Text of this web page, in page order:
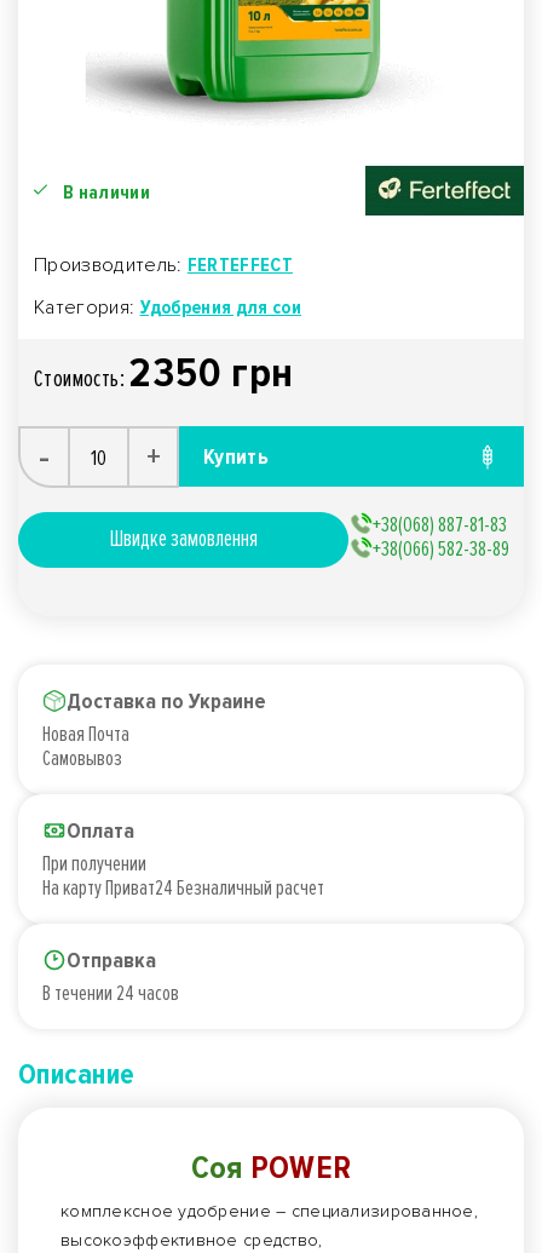
В наличии
Производитель: FERTEFFECT
Категория: Удобрения для сои
Стоимость: 2350 грн
- + Купить
Швидке замовлення
+38(068) 887-81-83
+38(066) 582-38-89
Доставка по Украине
Новая Почта
Самовывоз
Оплата
При получении
На карту Приват24 Безналичный расчет
Отправка
В течении 24 часов
Описание
Соя POWER
комплексное удобрение – специализированное,
высокоэффективное средство,